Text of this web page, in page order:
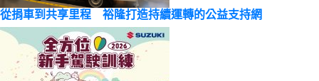
從捐車到共享里程 裕隆打造持續運轉的公益支持網